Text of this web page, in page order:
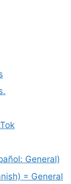
General)
= General